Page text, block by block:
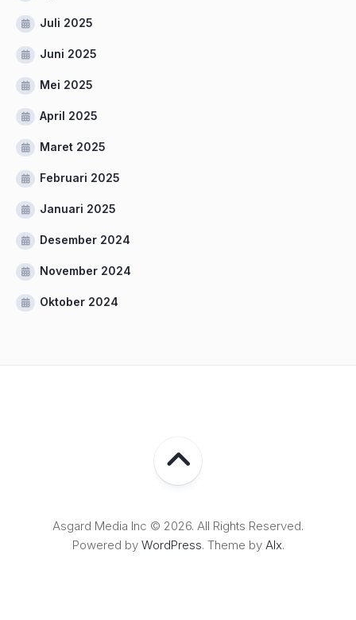
Juli 2025
Juni 2025
Mei 2025
April 2025
Maret 2025
Februari 2025
Januari 2025
Desember 2024
November 2024
Oktober 2024
Asgard Media Inc © 2026. All Rights Reserved.
Powered by WordPress. Theme by Alx.